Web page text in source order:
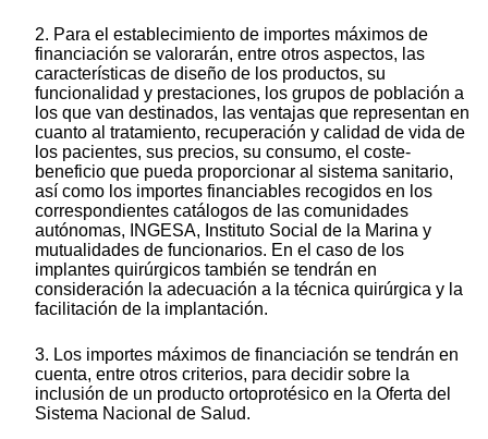
2. Para el establecimiento de importes máximos de
financiación se valorarán, entre otros aspectos, las
características de diseño de los productos, su
funcionalidad y prestaciones, los grupos de población a
los que van destinados, las ventajas que representan en
cuanto al tratamiento, recuperación y calidad de vida de
los pacientes, sus precios, su consumo, el coste-
beneficio que pueda proporcionar al sistema sanitario,
así como los importes financiables recogidos en los
correspondientes catálogos de las comunidades
autónomas, INGESA, Instituto Social de la Marina y
mutualidades de funcionarios. En el caso de los
implantes quirúrgicos también se tendrán en
consideración la adecuación a la técnica quirúrgica y la
facilitación de la implantación.
3. Los importes máximos de financiación se tendrán en
cuenta, entre otros criterios, para decidir sobre la
inclusión de un producto ortoprotésico en la Oferta del
Sistema Nacional de Salud.